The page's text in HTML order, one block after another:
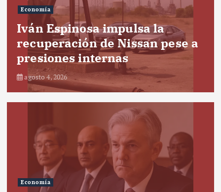
Economía
Iván Espinosa impulsa la
recuperación de Nissan pese a
presiones internas
agosto 4, 2026
Economía